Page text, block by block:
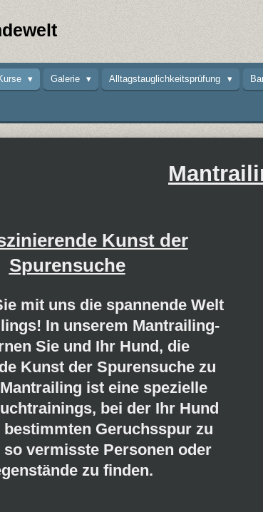
Galerie Alltagstauglichkeitsprüfung
Kunst der
Spurensuche
mit uns die spannende Welt
In unserem Mantrailing-
Sie und Ihr Hund, die
Kunst der Spurensuche zu
ist eine spezielle
bei der Ihr Hund
Geruchsspur zu
vermisste Personen oder
zu finden.